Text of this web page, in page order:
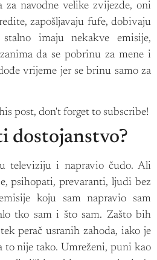
za navodne velike zvijezde, oni
zapošljavaju fufe, dobivaju
stalno imaju nekakve emisije,
da se pobrinu za mene i
vrijeme jer se brinu samo za
post, don't forget to subscribe!
dostojanstvo?
televiziju i napravio čudo. Ali
psihopati, prevaranti, ljudi bez
koju sam napravio sam
tko sam i što sam. Zašto bih
perač usranih zahoda, iako je
to nije tako. Umreženi, puni kao